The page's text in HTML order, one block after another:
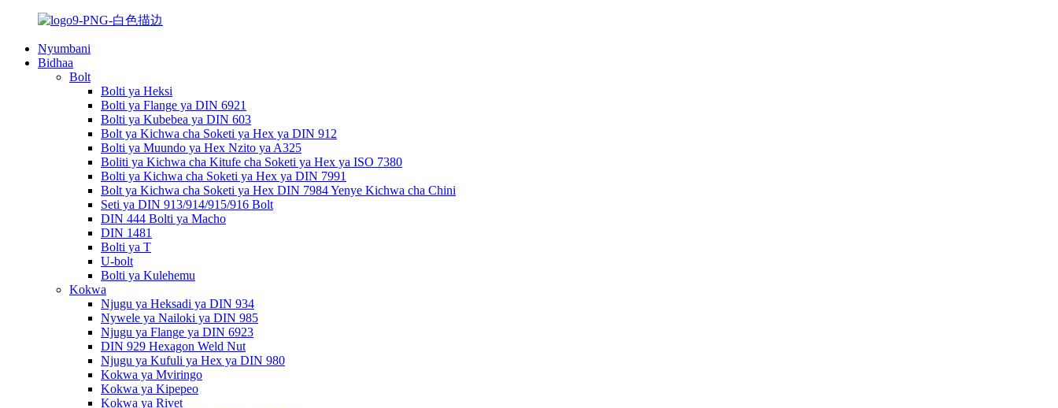
Nyumbani
Bidhaa
Bolt
Bolti ya Heksi
Bolti ya Flange ya DIN 6921
Bolti ya Kubebea ya DIN 603
Bolt ya Kichwa cha Soketi ya Hex ya DIN 912
Bolti ya Muundo ya Hex Nzito ya A325
Boliti ya Kichwa cha Kitufe cha Soketi ya Hex ya ISO 7380
Bolti ya Kichwa cha Soketi ya Hex ya DIN 7991
Bolt ya Kichwa cha Soketi ya Hex DIN 7984 Yenye Kichwa cha Chini
Seti ya DIN 913/914/915/916 Bolt
DIN 444 Bolti ya Macho
DIN 1481
Bolti ya T
U-bolt
Bolti ya Kulehemu
Kokwa
Njugu ya Heksadi ya DIN 934
Nywele ya Nailoki ya DIN 985
Njugu ya Flange ya DIN 6923
DIN 929 Hexagon Weld Nut
Njugu ya Kufuli ya Hex ya DIN 980
Kokwa ya Mviringo
Kokwa ya Kipepeo
Kokwa ya Rivet